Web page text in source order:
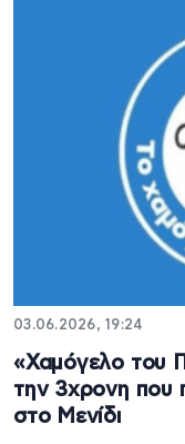
03.06.2026, 19:24
«Χαμόγελο του
την 3χρονη που
στο Μενίδι